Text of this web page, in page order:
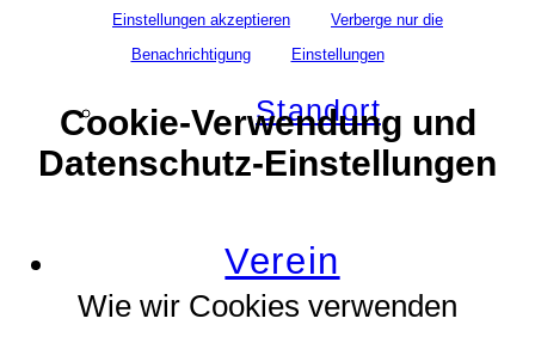
Standort
Verein
Einstellungen akzeptieren
Verberge nur die
Benachrichtigung
Einstellungen
Cookie-Verwendung und
Datenschutz-Einstellungen
Wie wir Cookies verwenden